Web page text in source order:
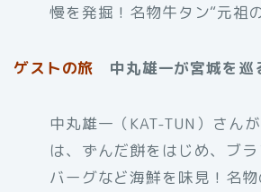
慢を発掘！名物牛タン“元祖
ゲストの旅 中丸雄一が宮城を巡
中丸雄一（KAT-TUN）さん
は、ずんだ餅をはじめ、ブ
バーグなど海鮮を味見！名